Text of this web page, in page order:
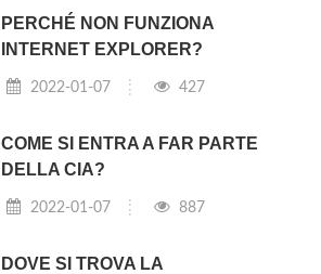
PERCHÉ NON FUNZIONA
INTERNET EXPLORER?
2022-01-07 427
COME SI ENTRA A FAR PARTE
DELLA CIA?
2022-01-07 887
DOVE SI TROVA LA